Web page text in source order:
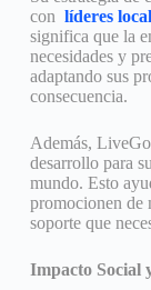
con líderes
significa que la
necesidades y
adaptando sus
consecuencia.
Además,
desarrollo para
mundo. Esto
promocionen de
soporte que
Impacto Social